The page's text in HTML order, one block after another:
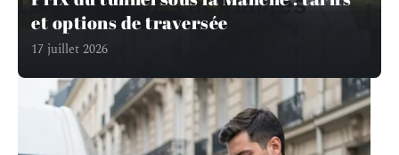
et options de traversée
17 juillet 2026